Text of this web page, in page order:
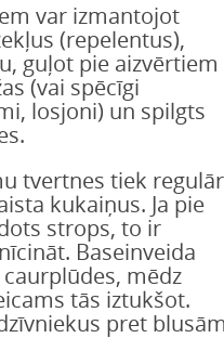
var izmantojot
(repelentus),
guļot pie aizvērtiem
(vai spēcīgi
losjoni) un spilgts
tvertnes tiek
kukaiņus. Ja pie
strops, to ir
Baseinveida
mēdz
tās iztukšot.
pret